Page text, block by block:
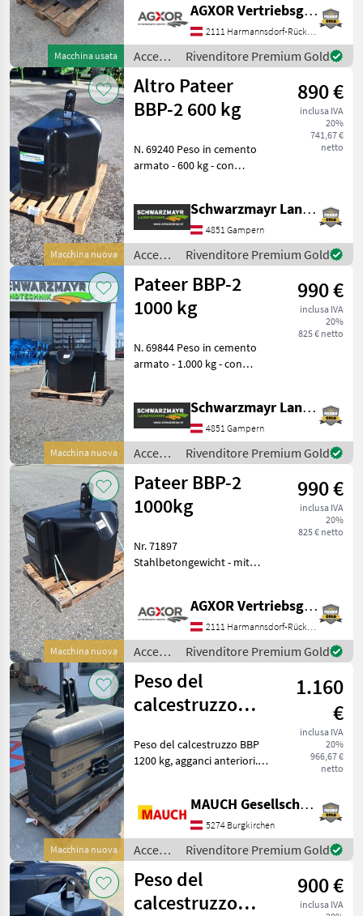
Macchina usata
Gerät/Maschine gerne und
bittet um Terminabsprache
zwecks Be
AGXOR Vertriebsgesellschaft Ost GmbH
2111 Harmannsdorf-Rückersdorf
Accessori
per
trattore
/
Sonstige
Rivenditore Premium Gold
Macchina nuova
Altro Pateer
BBP-2 600 kg
890 €
inclusa IVA
20%
741,67 €
netto
N. 69240 Peso in cemento
armato - 600 kg - con
senza perni Dimensioni:
Larghezza: 800 mm
Profondità: 580 m
Schwarzmayr Landtechnik GmbH - Gampern
4851 Gampern
Accessori
per
trattore
/
Sonstige
Rivenditore Premium Gold
Macchina nuova
Pateer BBP-2
1000 kg
990 €
inclusa IVA
20%
825 € netto
N. 69844 Peso in cemento
armato - 1.000 kg - con
senza perni Dimensioni:
Larghezza: 1.095 mm
Profondità: 7
Schwarzmayr Landtechnik GmbH - Gampern
4851 Gampern
Accessori
per
trattore
/
Pateer
Rivenditore Premium Gold
Macchina nuova
Pateer BBP-2
1000kg
990 €
inclusa IVA
20%
825 € netto
Nr. 71897
Stahlbetongewicht - mit
Anhängevorrichtung ohne
1.095mm Tiefe: 760mm
Höhe: 66
AGXOR Vertriebsgesellschaft Ost GmbH
2111 Harmannsdorf-Rückersdorf
Accessori
per
trattore
/
Pateer
Rivenditore Premium Gold
Macchina nuova
Peso del
calcestruzzo
1.160
€
inclusa IVA
20%
966,67 €
netto
Peso del calcestruzzo BBP
1200 kg, agganci anteriori.
dedicare tutto il tempo
necessario, vi prego di fiss
MAUCH Gesellschaft m.b.H. & Co.KG
5274 Burgkirchen
Accessori
per
trattore
/
Rivenditore Premium Gold
Peso del
calcestruzzo
900 €
inclusa IVA